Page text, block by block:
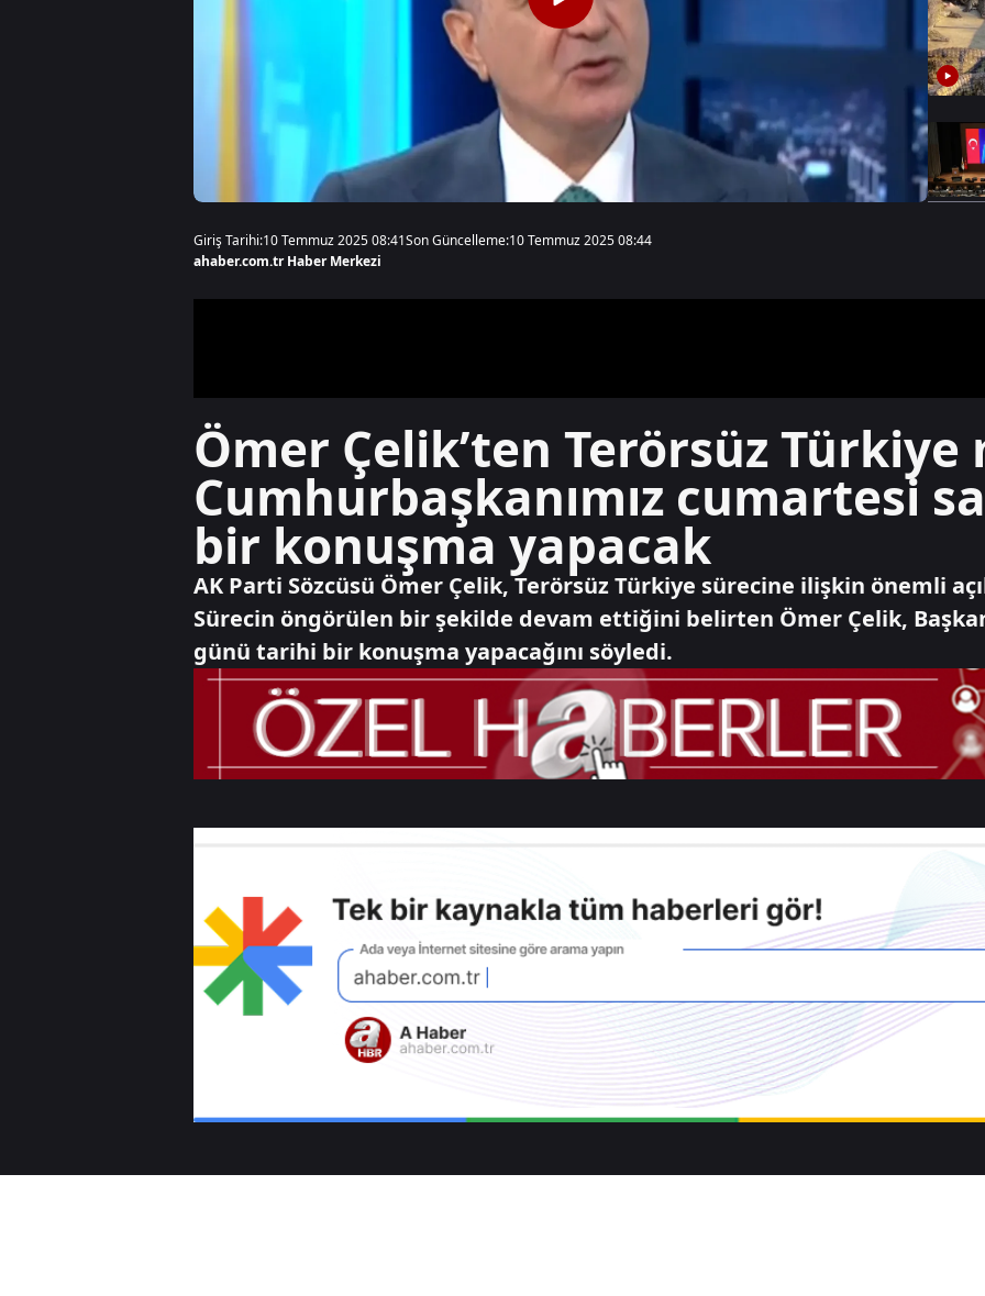
Giriş Tarihi:10 Temmuz 2025 08:41Son Güncelleme:10 Temmuz 2025 08:44
ahaber.com.tr Haber Merkezi
Ömer Çelik’ten Terörsüz Türkiye
Cumhurbaşkanımız cumartesi
bir konuşma yapacak
AK Parti Sözcüsü Ömer Çelik, Terörsüz Türkiye sürecine ilişkin önemli
Sürecin öngörülen bir şekilde devam ettiğini belirten Ömer Çelik,
günü tarihi bir konuşma yapacağını söyledi.